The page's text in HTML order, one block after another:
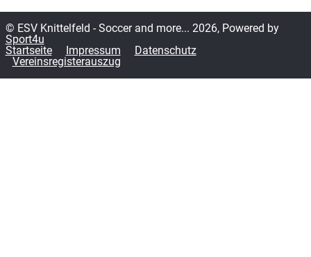
© ESV Knittelfeld - Soccer and more... 2026, Powered by
Sport4u
Startseite
Impressum
Datenschutz
Vereinsregisterauszug